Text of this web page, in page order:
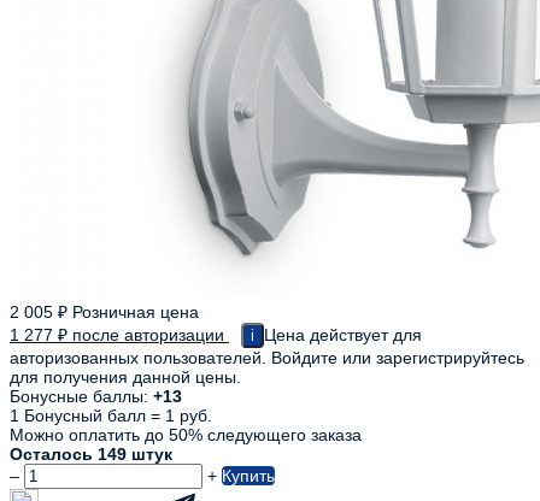
2 005 ₽ Розничная цена
1 277 ₽ после авторизации i
Цена действует для
авторизованных пользователей. Войдите или зарегистрируйтесь
для получения данной цены.
Бонусные баллы: +13
1 Бонусный балл = 1 руб.
Можно оплатить до 50% следующего заказа
Осталось 149 штук
–
+ Купить